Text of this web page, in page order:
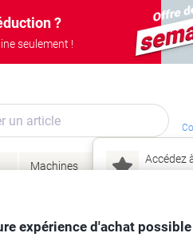
?
seulement !
Accédez
Machines
Encres
expérience d'achat possible